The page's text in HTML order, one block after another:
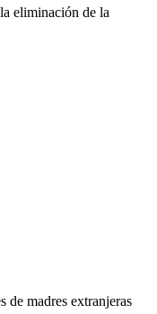
eliminación de la
de madres extranjeras